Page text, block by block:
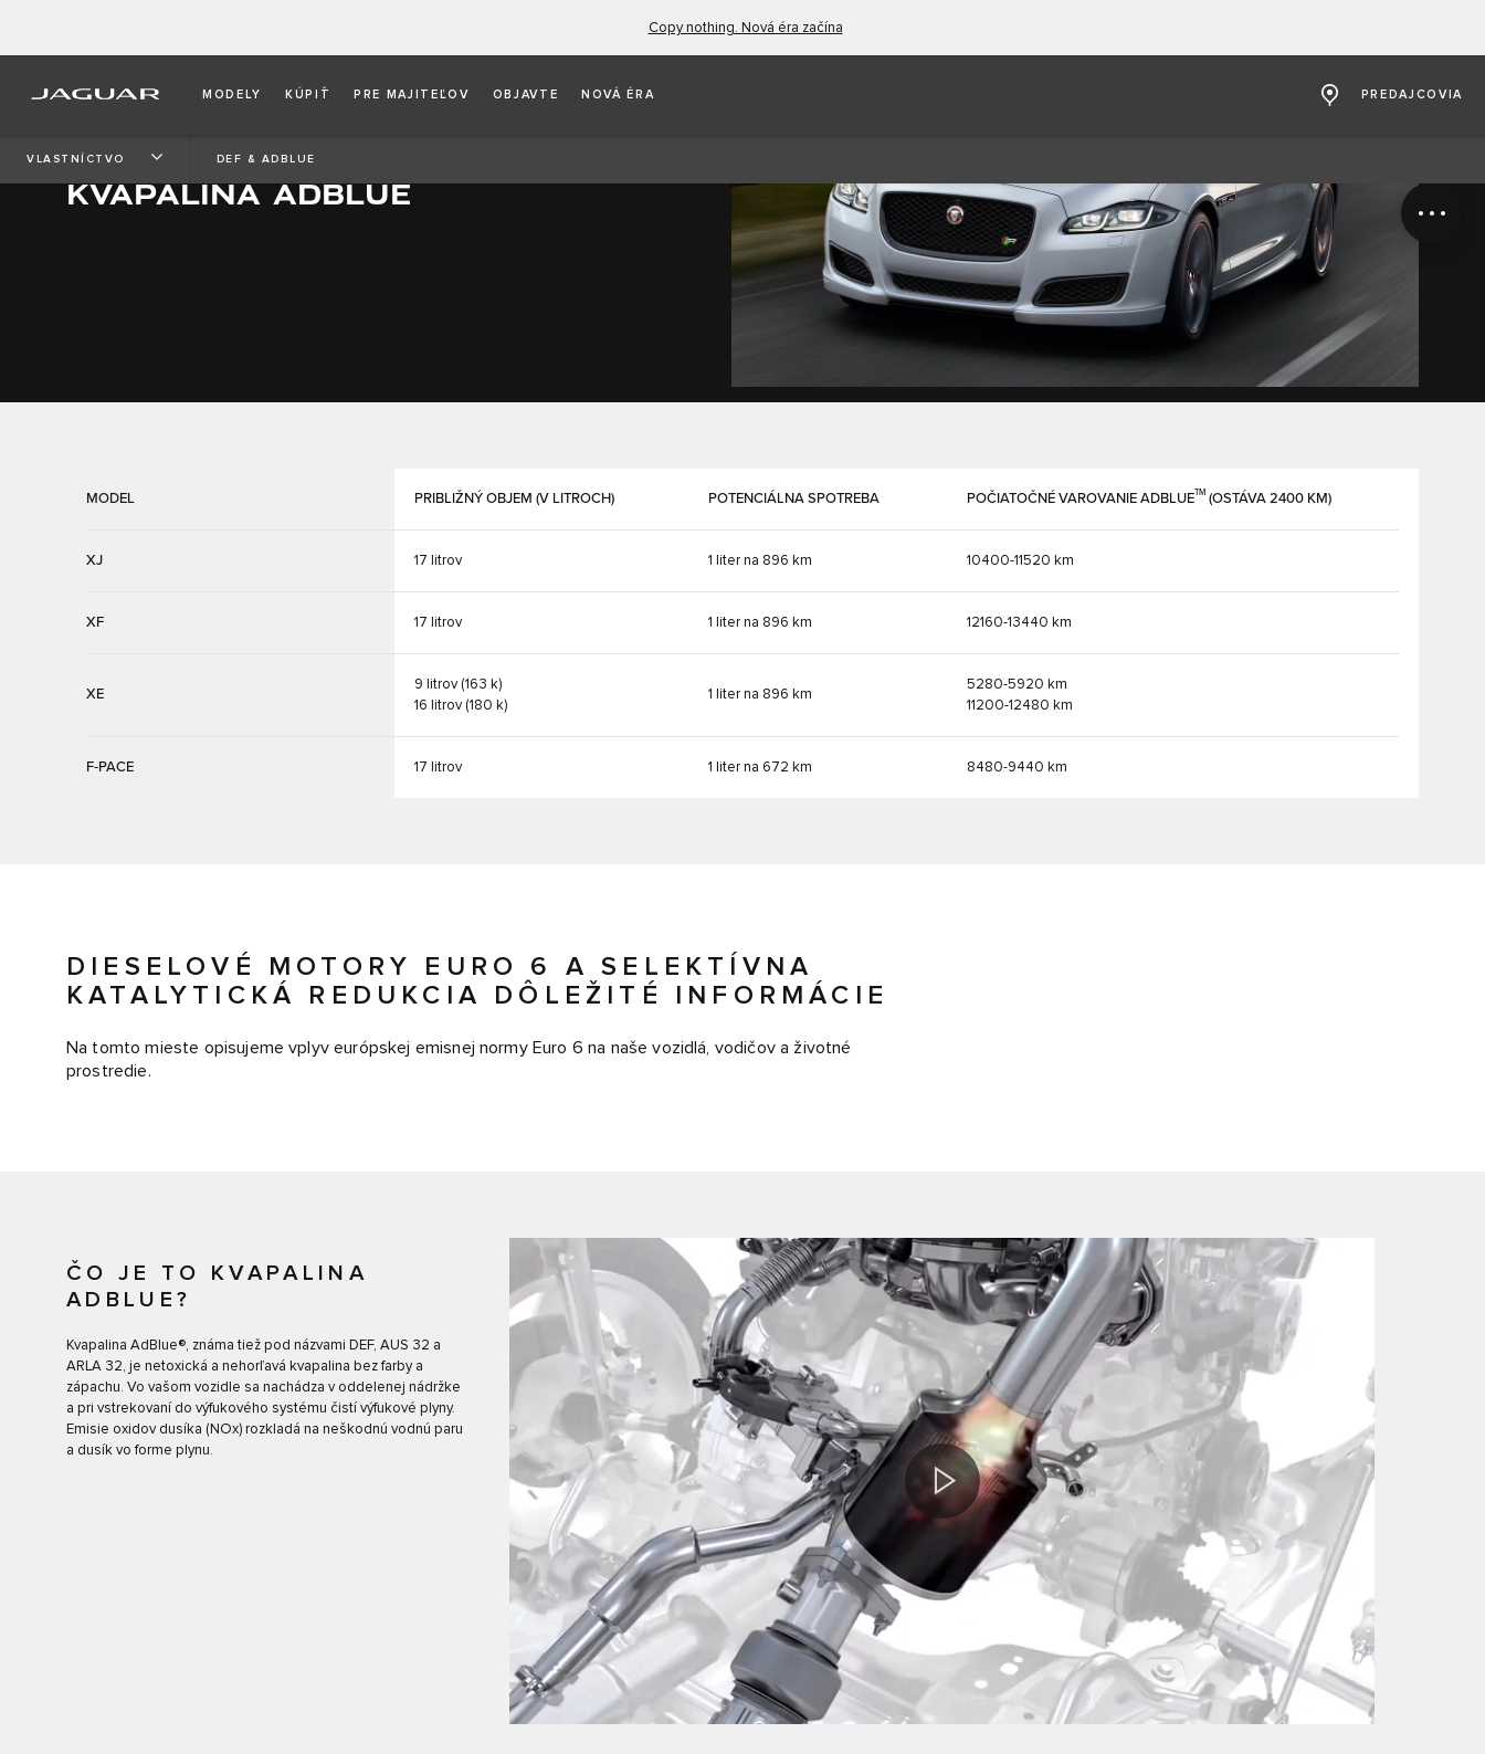
Copy nothing. Nová éra začína
MODELY KÚPIŤ PRE MAJITEĽOV OBJAVTE NOVÁ ÉRA PREDAJCOVIA
VLASTNÍCTVO DEF & ADBLUE
Kvapalina AdBlue
MODEL PRIBLIŽNÝ OBJEM (V LITROCH) POTENCIÁLNA SPOTREBA POČIATOČNÉ VAROVANIE ADBLUETM (OSTÁVA 2400 KM)
XJ 17 litrov 1 liter na 896 km 10400-11520 km
XF 17 litrov 1 liter na 896 km 12160-13440 km
XE
9 litrov (163 k)
16 litrov (180 k)
1 liter na 896 km
5280-5920 km
11200-12480 km
F‑PACE 17 litrov 1 liter na 672 km 8480-9440 km
DIESELOVÉ MOTORY EURO 6 A SELEKTÍVNA
KATALYTICKÁ REDUKCIA DÔLEŽITÉ INFORMÁCIE
Na tomto mieste opisujeme vplyv európskej emisnej normy Euro 6 na naše vozidlá, vodičov a životné
prostredie.
ČO JE TO KVAPALINA
ADBLUE?
Kvapalina AdBlue®, známa tiež pod názvami DEF, AUS 32 a
ARLA 32, je netoxická a nehorľavá kvapalina bez farby a
zápachu. Vo vašom vozidle sa nachádza v oddelenej nádržke
a pri vstrekovaní do výfukového systému čistí výfukové plyny.
Emisie oxidov dusíka (NOx) rozkladá na neškodnú vodnú paru
a dusík vo forme plynu.